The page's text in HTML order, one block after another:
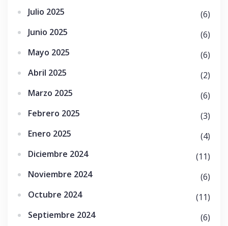
Julio 2025
(6)
Junio 2025
(6)
Mayo 2025
(6)
Abril 2025
(2)
Marzo 2025
(6)
Febrero 2025
(3)
Enero 2025
(4)
Diciembre 2024
(11)
Noviembre 2024
(6)
Octubre 2024
(11)
Septiembre 2024
(6)